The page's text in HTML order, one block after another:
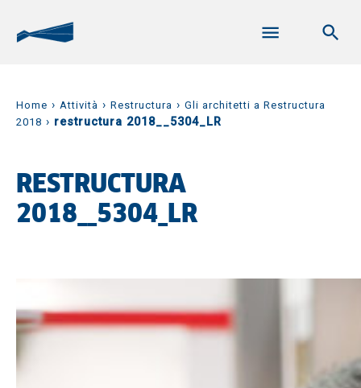
Home › Attività › Restructura › Gli architetti a Restructura
2018 › restructura 2018__5304_LR
RESTRUCTURA
2018__5304_LR